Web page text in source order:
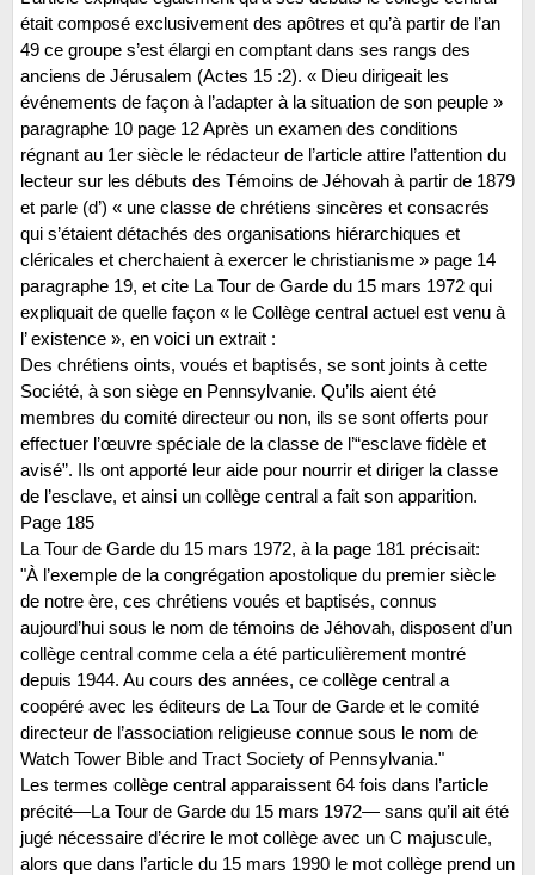
était composé exclusivement des apôtres et qu’à partir de l’an
49 ce groupe s’est élargi en comptant dans ses rangs des
anciens de Jérusalem (Actes 15 :2). « Dieu dirigeait les
événements de façon à l’adapter à la situation de son peuple »
paragraphe 10 page 12 Après un examen des conditions
régnant au 1er siècle le rédacteur de l’article attire l’attention du
lecteur sur les débuts des Témoins de Jéhovah à partir de 1879
et parle (d’) « une classe de chrétiens sincères et consacrés
qui s’étaient détachés des organisations hiérarchiques et
cléricales et cherchaient à exercer le christianisme » page 14
paragraphe 19, et cite La Tour de Garde du 15 mars 1972 qui
expliquait de quelle façon « le Collège central actuel est venu à
l’ existence », en voici un extrait :
Des chrétiens oints, voués et baptisés, se sont joints à cette
Société, à son siège en Pennsylvanie. Qu’ils aient été
membres du comité directeur ou non, ils se sont offerts pour
effectuer l’œuvre spéciale de la classe de l’“esclave fidèle et
avisé”. Ils ont apporté leur aide pour nourrir et diriger la classe
de l’esclave, et ainsi un collège central a fait son apparition.
Page 185
La Tour de Garde du 15 mars 1972, à la page 181 précisait:
"À l’exemple de la congrégation apostolique du premier siècle
de notre ère, ces chrétiens voués et baptisés, connus
aujourd’hui sous le nom de témoins de Jéhovah, disposent d’un
collège central comme cela a été particulièrement montré
depuis 1944. Au cours des années, ce collège central a
coopéré avec les éditeurs de La Tour de Garde et le comité
directeur de l’association religieuse connue sous le nom de
Watch Tower Bible and Tract Society of Pennsylvania."
Les termes collège central apparaissent 64 fois dans l’article
précité—La Tour de Garde du 15 mars 1972— sans qu’il ait été
jugé nécessaire d’écrire le mot collège avec un C majuscule,
alors que dans l’article du 15 mars 1990 le mot collège prend un